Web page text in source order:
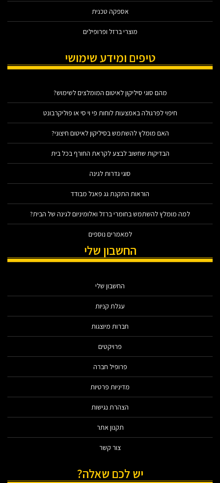
אספקה טכנית
מוצרי ברזל ופרופילים
טיפים ומידע שימושי
מהם סוגי סיליקון לאיטום המומלצים לשימוש?
חיפוי לפרגולה באמצעות לוחות פי וי סי או פוליקרבונט
האם מומלץ להשתמש בסיליקון לאיטום חיצוני?
הבדיקות שחשוב לבצע לקראת החורף בכל בית
סוגי גדרות לגינה
הוראות התקנת גג פאנל מבודד
למה מומלץ להשתמש בחומרי ברזל ואלומיניום לגינה של הבית?
למאמרים נוספים
החשבון שלי
החשבון שלי
עגלת קניות
חברות מיוצגות
פרויקטים
פרופיל חברה
מדיניות פרטיות
הצהרת נגישות
תקנון אתר
צור קשר
יש לכם שאלה?